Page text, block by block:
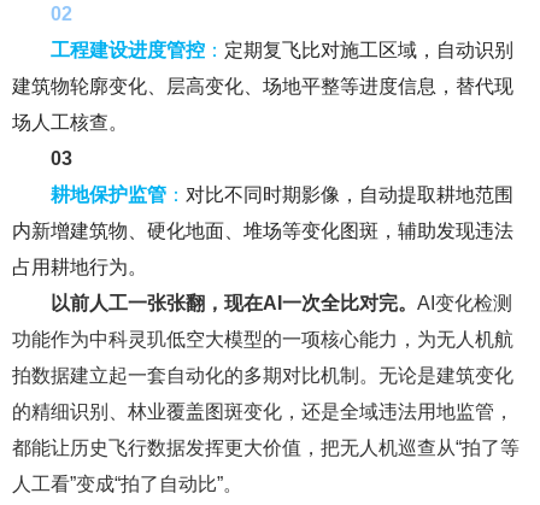
02
工程建设进度管控 ： 定期复飞比对施工区域，自动识别
建筑物轮廓变化、层高变化、场地平整等进度信息，替代现
场人工核查。
03
耕地保护监管 ： 对比不同时期影像，自动提取耕地范围
内新增建筑物、硬化地面、堆场等变化图斑，辅助发现违法
占用耕地行为。
以前人工一张张翻，现在AI一次全比对完。 AI变化检测
功能作为中科灵玑低空大模型的一项核心能力，为无人机航
拍数据建立起一套自动化的多期对比机制。无论是建筑变化
的精细识别、林业覆盖图斑变化，还是全域违法用地监管，
都能让历史飞行数据发挥更大价值，把无人机巡查从“拍了等
人工看”变成“拍了自动比”。